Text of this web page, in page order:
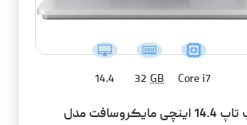
Core i7
32GB
14.4
لپ تاپ 14.4 اینچی مایکروسافت مدل